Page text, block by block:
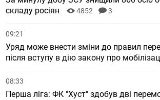
складу росіян
4852 3
09:21
Уряд може внести зміни до правил
після вступу в дію закону про
08:33
Перша ліга: ФК "Хуст" здобув дві